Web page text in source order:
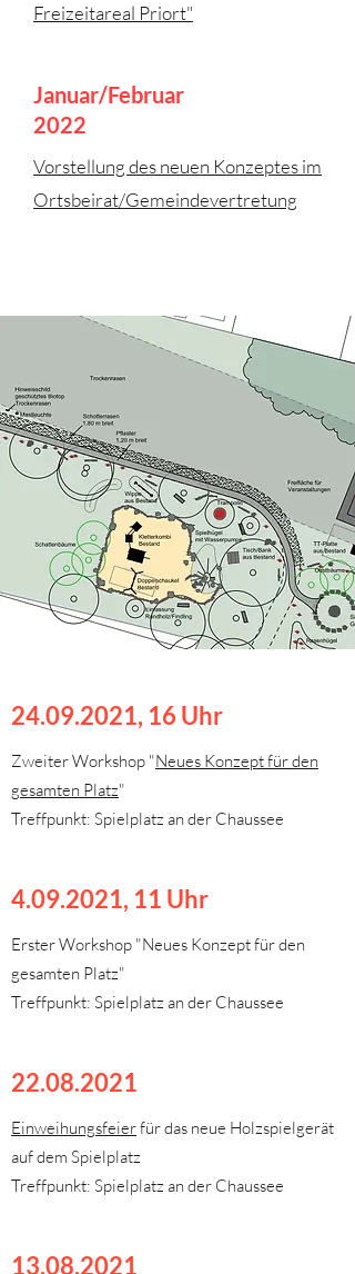
Freizeitareal Priort"
Januar/Februar
2022
Vorstellung des neuen Konzeptes im
Ortsbeirat/Gemeindevertretung
24.09.2021, 16 Uhr
Zweiter Workshop "Neues Konzept für den
gesamten Platz"
Treffpunkt: Spielplatz an der Chaussee
4.09.2021, 11 Uhr
Erster Workshop "Neues Konzept für den
gesamten Platz"
Treffpunkt: Spielplatz an der Chaussee
22.08.2021
Einweihungsfeierfür das neue Holzspielgerät
auf dem Spielplatz
Treffpunkt: Spielplatz an der Chaussee
13.08.2021